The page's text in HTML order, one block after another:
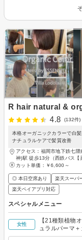
R hair natural &
4.8
(132件)
本格オーガニックカラーで白
ナチュラルケアで髪質改善
アクセス：福岡市地下鉄七
神)駅 徒歩13分（西鉄バス【
カット単価： ￥6,600～
◎ 本日空席あり 楽天スーパ
楽天ペイアプリ対応
スペシャルメニュー
女性
【21種類植物
ュラルパーマ＋